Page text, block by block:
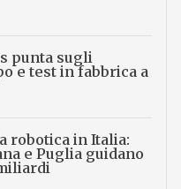
punta sugli
e test in fabbrica a
robotica in Italia:
e Puglia guidano